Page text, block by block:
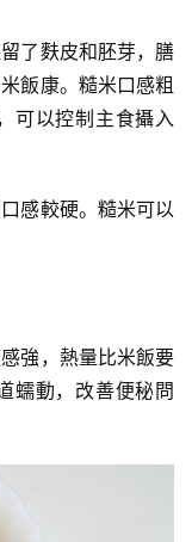
了麩皮和胚芽，膳
飯康。糙米口感粗
可以控制主食攝入
感較硬。糙米可以
強，熱量比米飯要
蠕動，改善便秘問